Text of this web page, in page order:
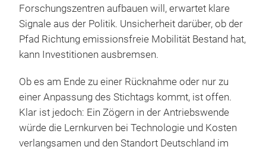
Forschungszentren aufbauen will, erwartet klare
Signale aus der Politik. Unsicherheit darüber, ob der
Pfad Richtung emissionsfreie Mobilität Bestand hat,
kann Investitionen ausbremsen.
Ob es am Ende zu einer Rücknahme oder nur zu
einer Anpassung des Stichtags kommt, ist offen.
Klar ist jedoch: Ein Zögern in der Antriebswende
würde die Lernkurven bei Technologie und Kosten
verlangsamen und den Standort Deutschland im